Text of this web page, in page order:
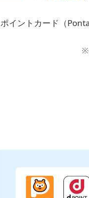
ポイントカード（